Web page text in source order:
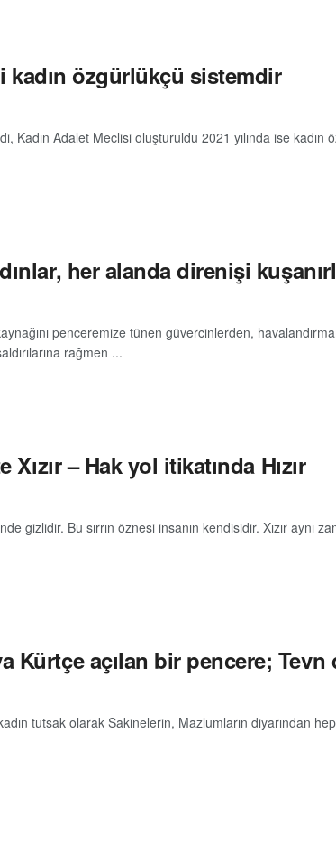
kadın özgürlükçü sistemdir
Kadın Adalet Meclisi oluşturuldu 2021 yılında ise
her alanda direnişi
penceremize tünen güvercinlerden,
rağmen ...
Xızır – Hak yol itikatında Hızır
gizlidir. Bu sırrın öznesi insanın kendisidir. Xızır aynı
Kürtçe açılan bir pencere; Tevn
tutsak olarak Sakinelerin, Mazlumların diyarından